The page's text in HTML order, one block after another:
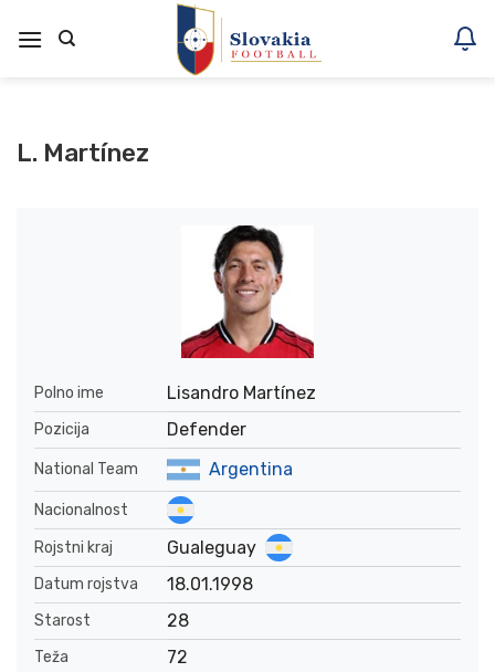
na
L. Martínez
Polno ime Lisandro Martínez
Pozicija Defender
National Team Argentina
Nacionalnost
Rojstni kraj
Gualeguay
Datum rojstva 18.01.1998
Starost 28
Teža 72